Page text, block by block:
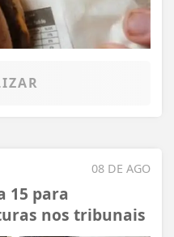
08 DE AGO
15 para
nos tribunais